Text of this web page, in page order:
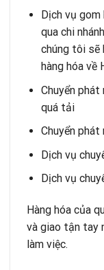
Dịch vụ gom
qua chi
chúng tôi sẽ
hàng hóa về
Chuyển phát
quá tải
Chuyển phát
Dịch vụ
Dịch vụ
Hàng hóa của
và giao tận tay
làm việc.